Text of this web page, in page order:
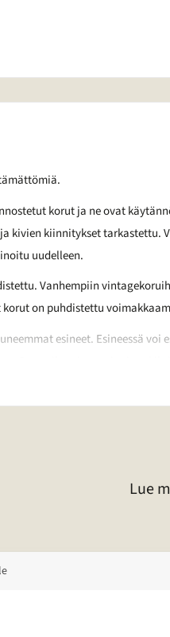
korut ja ne ovat
kivien kiinnitykset tarkastettu.
uudelleen.
Vanhempiin
on puhdistettu
esineet. Esineessä voi
tietyn korun laadusta voitte
Lue